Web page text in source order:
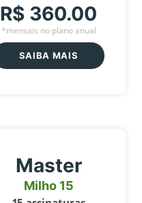
R$ 360.00
*mensais no plano anual
SAIBA MAIS
Master
Milho 15